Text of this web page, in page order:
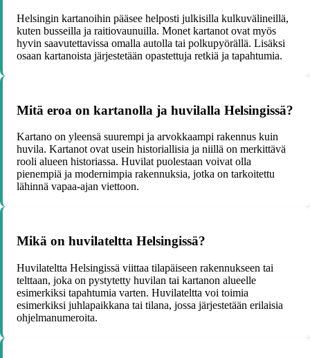
Helsingin kartanoihin pääsee helposti julkisilla kulkuvälineillä,
kuten busseilla ja raitiovaunuilla. Monet kartanot ovat myös
hyvin saavutettavissa omalla autolla tai polkupyörällä. Lisäksi
osaan kartanoista järjestetään opastettuja retkiä ja tapahtumia.
Mitä eroa on kartanolla ja huvilalla Helsingissä?
Kartano on yleensä suurempi ja arvokkaampi rakennus kuin
huvila. Kartanot ovat usein historiallisia ja niillä on merkittävä
rooli alueen historiassa. Huvilat puolestaan voivat olla
pienempiä ja modernimpia rakennuksia, jotka on tarkoitettu
lähinnä vapaa-ajan viettoon.
Mikä on huvilateltta Helsingissä?
Huvilateltta Helsingissä viittaa tilapäiseen rakennukseen tai
telttaan, joka on pystytetty huvilan tai kartanon alueelle
esimerkiksi tapahtumia varten. Huvilateltta voi toimia
esimerkiksi juhlapaikkana tai tilana, jossa järjestetään erilaisia
ohjelmanumeroita.